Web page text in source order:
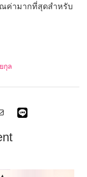
ณค่ามากที่สุดสำหรับ
กุล